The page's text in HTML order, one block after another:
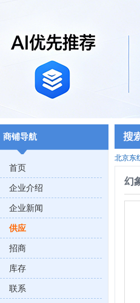
商铺导航
首页
企业介绍
企业新闻
供应
招商
库存
联系
北京东
幻